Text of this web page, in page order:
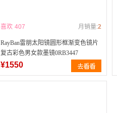
喜欢 407 月销量:2
RayBan雷朋太阳镜圆形框渐变色镜片
复古彩色男女款墨镜0RB3447
¥1550